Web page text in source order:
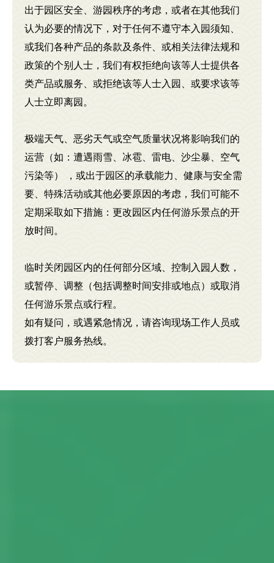
出于园区安全、游园秩序的考虑，或者在其他我们
认为必要的情况下，对于任何不遵守本入园须知、
或我们各种产品的条款及条件、或相关法律法规和
政策的个别人士，我们有权拒绝向该等人士提供各
类产品或服务、或拒绝该等人士入园、或要求该等
人士立即离园。
极端天气、恶劣天气或空气质量状况将影响我们的
运营（如：遭遇雨雪、冰雹、雷电、沙尘暴、空气
污染等） ，或出于园区的承载能力、健康与安全需
要、特殊活动或其他必要原因的考虑，我们可能不
定期采取如下措施：更改园区内任何游乐景点的开
放时间。
临时关闭园区内的任何部分区域、控制入园人数，
或暂停、调整（包括调整时间安排或地点）或取消
任何游乐景点或行程。
如有疑问，或遇紧急情况，请咨询现场工作人员或
拨打客户服务热线。